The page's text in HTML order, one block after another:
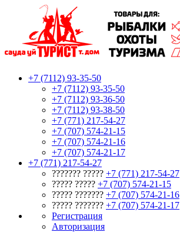
+7 (7112) 93-35-50
+7 (7112) 93-35-50
+7 (7112) 93-36-50
+7 (7112) 93-38-50
+7 (771) 217-54-27
+7 (707) 574-21-15
+7 (707) 574-21-16
+7 (707) 574-21-17
+7 (771) 217-54-27
??????? ????? +7 (771) 217-54-27
????? ????? +7 (707) 574-21-15
????? ??????? +7 (707) 574-21-16
????? ??????? +7 (707) 574-21-17
Регистрация
Авторизация